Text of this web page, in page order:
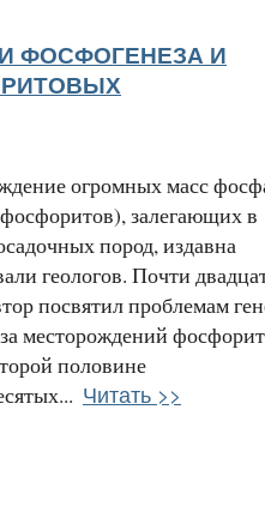
ФОСФОГЕНЕЗА И
огромных масс
залегающих в
пород, издавна
геологов. Почти
посвятил проблемам
месторождений
половине
Читать >>